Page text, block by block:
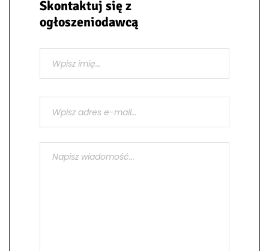
Skontaktuj się z
ogłoszeniodawcą